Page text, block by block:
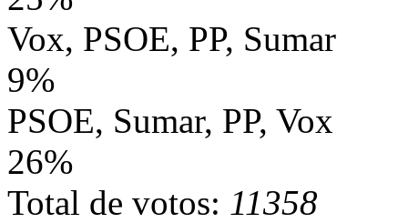
Vox, PSOE, PP, Sumar
9%
PSOE, Sumar, PP, Vox
26%
Total de votos: 11358